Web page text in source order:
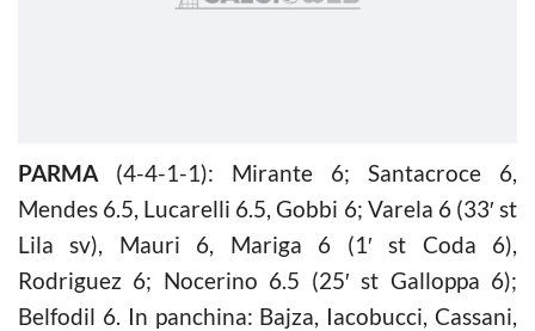
PARMA (4-4-1-1): Mirante 6; Santacroce 6,
Mendes 6.5, Lucarelli 6.5, Gobbi 6; Varela 6 (33′ st
Lila sv), Mauri 6, Mariga 6 (1′ st Coda 6),
Rodriguez 6; Nocerino 6.5 (25′ st Galloppa 6);
Belfodil 6. In panchina: Bajza, Iacobucci, Cassani,